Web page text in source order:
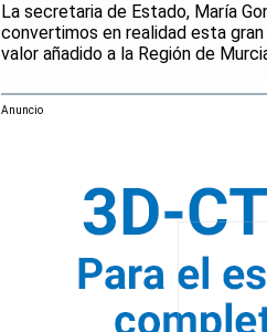
La secretaria de Estado, María
convertimos en realidad esta
valor añadido a la Región de
Anuncio